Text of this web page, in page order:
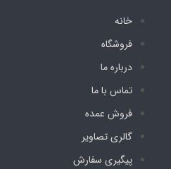
خانه
فروشگاه
درباره ما
تماس با ما
فروش عمده
گالری تصاویر
پیگیری سفارش